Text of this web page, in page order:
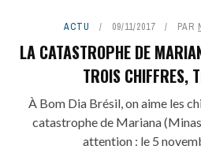
ACTU 09/11/2017 PAR
LA CATASTROPHE DE
TROIS CHIFFRES,
À Bom Dia Brésil, on aime les
catastrophe de Mariana
attention : le 5